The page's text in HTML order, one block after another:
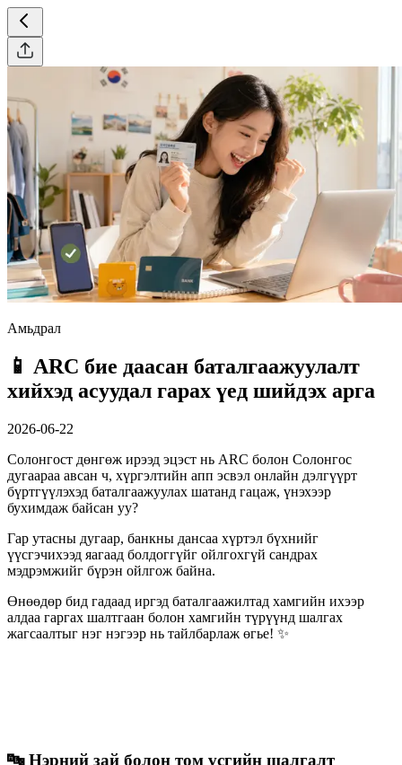
Амьдрал
📱 ARC бие даасан баталгаажуулалт
хийхэд асуудал гарах үед шийдэх арга
2026-06-22
Солонгост дөнгөж ирээд эцэст нь ARC болон Солонгос
дугаараа авсан ч, хүргэлтийн апп эсвэл онлайн дэлгүүрт
бүртгүүлэхэд баталгаажуулах шатанд гацаж, үнэхээр
бухимдаж байсан уу?
Гар утасны дугаар, банкны дансаа хүртэл бүхнийг
үүсгэчихээд яагаад болдоггүйг ойлгохгүй сандрах
мэдрэмжийг бүрэн ойлгож байна.
Өнөөдөр бид гадаад иргэд баталгаажилтад хамгийн ихээр
алдаа гаргах шалтгаан болон хамгийн түрүүнд шалгах
жагсаалтыг нэг нэгээр нь тайлбарлаж өгье! ✨
🔤 Нэрний зай болон том үсгийн шалгалт